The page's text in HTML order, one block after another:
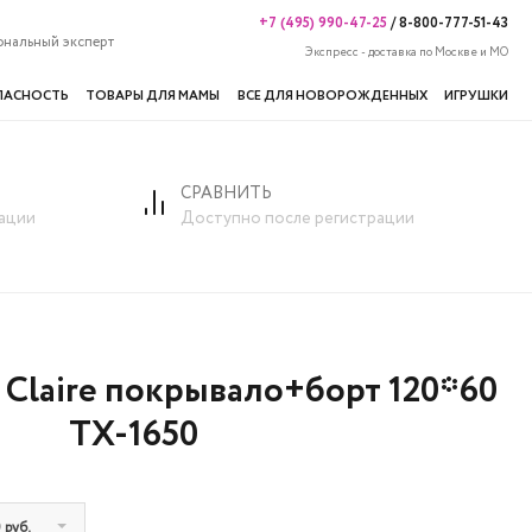
эксперт
+7 (495) 990-47-25/8-800-777-51-43
Экспресс - доставка по Москве и МО
ТОВАРЫ ДЛЯ МАМЫ ВСЕ ДЛЯ НОВОРОЖДЕННЫХ ИГРУШКИ
120*60 TX-1650
СРАВНИТЬ
Доступно после регистрации
покрывало+борт 120*60
TX-1650
руб.